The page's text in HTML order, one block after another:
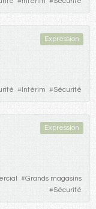
Expression
#Intérim #Sécurité
Expression
#Grands magasins
#Sécurité